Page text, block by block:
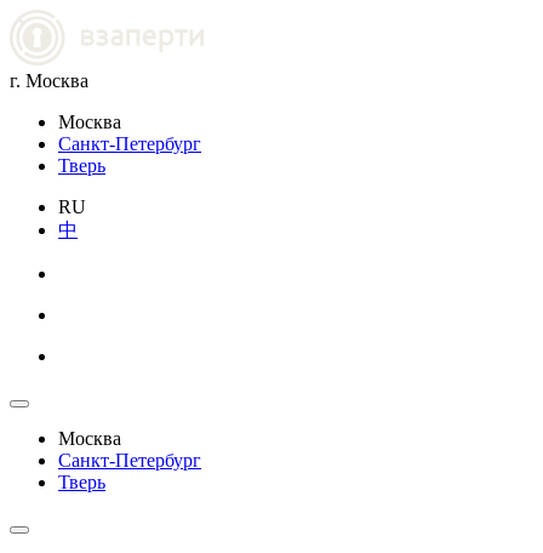
г. Москва
Москва
Санкт-Петербург
Тверь
RU
中
Москва
Санкт-Петербург
Тверь